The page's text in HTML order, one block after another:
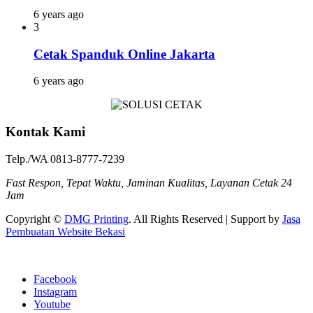
6 years ago
3
Cetak Spanduk Online Jakarta
6 years ago
Kontak Kami
Telp./WA 0813-8777-7239
Fast Respon, Tepat Waktu, Jaminan Kualitas, Layanan Cetak 24
Jam
Copyright © DMG Printing. All Rights Reserved | Support by Jasa
Pembuatan Website Bekasi
Facebook
Instagram
Youtube